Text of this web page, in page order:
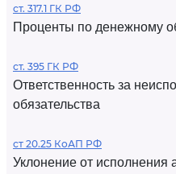
ст. 317.1 ГК РФ
Проценты по денежному
ст. 395 ГК РФ
Ответственность за
обязательства
ст 20.25 КоАП РФ
Уклонение от исполнения